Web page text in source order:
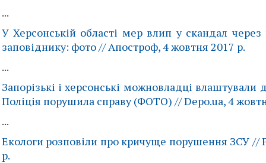
...
У Херсонській області мер влип у скандал
заповіднику: фото // Апостроф, 4 жовтня 2017 р.
...
Запорізькі і херсонські можновладці влаштували
Поліція порушила справу (ФОТО) // Depo.ua, 4
...
Екологи розповіли про кричуще порушення ЗСУ //
р.